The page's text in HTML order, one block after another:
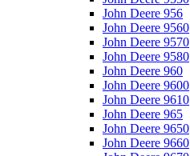
John Deere 956
John Deere 9560
John Deere 9570
John Deere 9580
John Deere 960
John Deere 9600
John Deere 9610
John Deere 965
John Deere 9650
John Deere 9660